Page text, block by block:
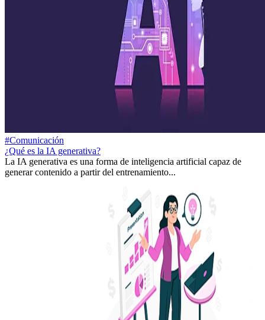
#Comunicación
¿Qué es la IA generativa?
La IA generativa es una forma de inteligencia artificial capaz de
generar contenido a partir del entrenamiento...